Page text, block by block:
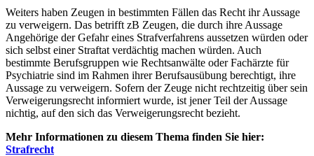
Weiters haben Zeugen in bestimmten Fällen das Recht ihr Aussage
zu verweigern. Das betrifft zB Zeugen, die durch ihre Aussage
Angehörige der Gefahr eines Strafverfahrens aussetzen würden oder
sich selbst einer Straftat verdächtig machen würden. Auch
bestimmte Berufsgruppen wie Rechtsanwälte oder Fachärzte für
Psychiatrie sind im Rahmen ihrer Berufsausübung berechtigt, ihre
Aussage zu verweigern. Sofern der Zeuge nicht rechtzeitig über sein
Verweigerungsrecht informiert wurde, ist jener Teil der Aussage
nichtig, auf den sich das Verweigerungsrecht bezieht.
Mehr Informationen zu diesem Thema finden Sie hier:
Strafrecht